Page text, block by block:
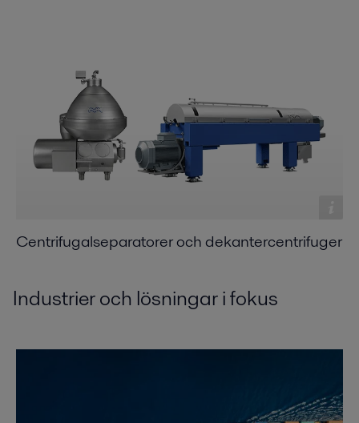
Centrifugalseparatorer och dekantercentrifuger
Industrier och lösningar i fokus